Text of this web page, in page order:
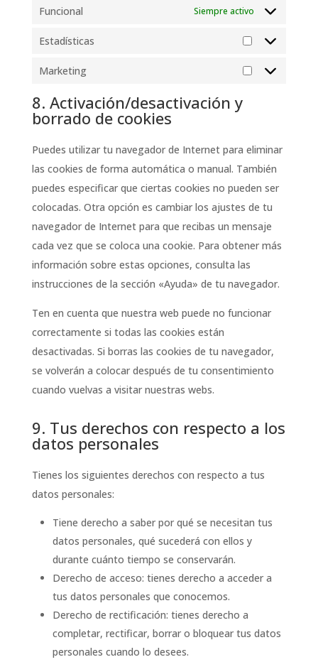
Funcional Siempre activo
Estadísticas
Marketing
8. Activación/desactivación y
borrado de cookies
Puedes utilizar tu navegador de Internet para eliminar
las cookies de forma automática o manual. También
puedes especificar que ciertas cookies no pueden ser
colocadas. Otra opción es cambiar los ajustes de tu
navegador de Internet para que recibas un mensaje
cada vez que se coloca una cookie. Para obtener más
información sobre estas opciones, consulta las
instrucciones de la sección «Ayuda» de tu navegador.
Ten en cuenta que nuestra web puede no funcionar
correctamente si todas las cookies están
desactivadas. Si borras las cookies de tu navegador,
se volverán a colocar después de tu consentimiento
cuando vuelvas a visitar nuestras webs.
9. Tus derechos con respecto a los
datos personales
Tienes los siguientes derechos con respecto a tus
datos personales:
Tiene derecho a saber por qué se necesitan tus
datos personales, qué sucederá con ellos y
durante cuánto tiempo se conservarán.
Derecho de acceso: tienes derecho a acceder a
tus datos personales que conocemos.
Derecho de rectificación: tienes derecho a
completar, rectificar, borrar o bloquear tus datos
personales cuando lo desees.